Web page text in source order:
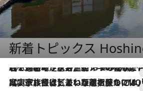
新着トピックス
2026.8.7
【トンボの足水浴】ヒノキの香りに包まれて涼感マックス！約13℃の湧水かけ流しを避暑地「星野温泉 トンボの湯」で体験
2026.7.31
【ホテル帰省】という選択肢をOMOが提案。家族とほどよい距離を保つには「昼は実家、夜は気兼ねなくホテルで